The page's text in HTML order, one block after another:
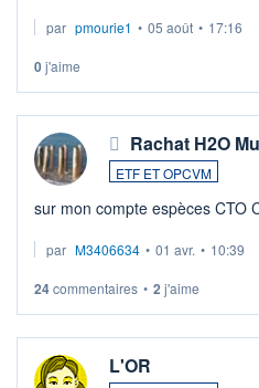
par pmourie1 • 05 août • 17:16
0j'aime
Rachat H2O
ETF ET OPCVM
sur mon compte espèces CTO
par M3406634 • 01 avr. • 10:39
24commentaires • 2 j'aime
L'OR